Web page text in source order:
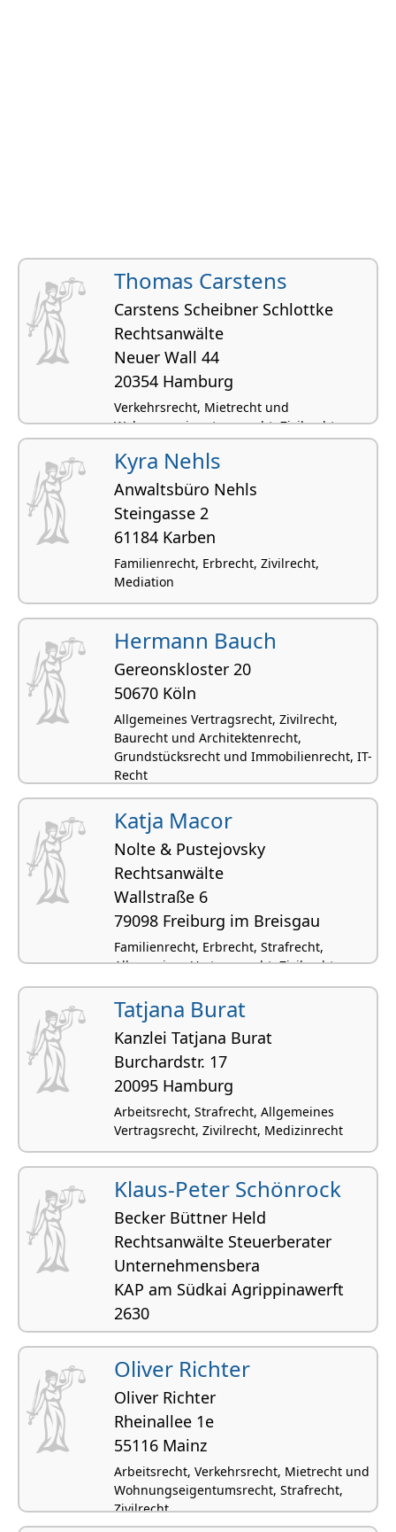
Thomas Carstens
Carstens Scheibner Schlottke
Rechtsanwälte
Neuer Wall 44
20354 Hamburg
Verkehrsrecht, Mietrecht und
Wohnungseigentumsrecht, Zivilrecht,
Kaufrecht
Kyra Nehls
Anwaltsbüro Nehls
Steingasse 2
61184 Karben
Familienrecht, Erbrecht, Zivilrecht,
Mediation
Hermann Bauch
Gereonskloster 20
50670 Köln
Allgemeines Vertragsrecht, Zivilrecht,
Baurecht und Architektenrecht,
Grundstücksrecht und Immobilienrecht, IT-
Recht
Katja Macor
Nolte & Pustejovsky
Rechtsanwälte
Wallstraße 6
79098 Freiburg im Breisgau
Familienrecht, Erbrecht, Strafrecht,
Allgemeines Vertragsrecht, Zivilrecht
Tatjana Burat
Kanzlei Tatjana Burat
Burchardstr. 17
20095 Hamburg
Arbeitsrecht, Strafrecht, Allgemeines
Vertragsrecht, Zivilrecht, Medizinrecht
Klaus-Peter Schönrock
Becker Büttner Held
Rechtsanwälte Steuerberater
Unternehmensbera
KAP am Südkai Agrippinawerft
2630
50678 Köln
Zivilrecht, Arzthaftungsrecht
Oliver Richter
Oliver Richter
Rheinallee 1e
55116 Mainz
Arbeitsrecht, Verkehrsrecht, Mietrecht und
Wohnungseigentumsrecht, Strafrecht,
Zivilrecht